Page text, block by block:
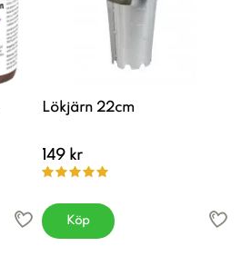
Lökjärn 22cm
149 kr
Köp